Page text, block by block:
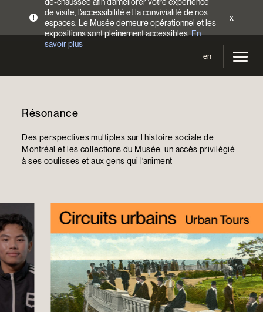
!
de visite, l’accessibilité et la convivialité de nos
espaces. Le Musée demeure opérationnel et les
expositions sont pleinement accessibles.En
savoir plus
x
en
Tarifs
Accès
En cours et à venir
Expositions passées
Activités
Calendrier
Programmation Cultures autochtones
Colloques et symposiums
Groupes
Collections en ligne
EncycloModeQC
Restauration
Centre d’archives et de documentation
Dons et prêts d’objets
Faire un don
Campagne annuelle
Impact de votre don
Façons de donner
Événements
Devenir Membre Billets | Rabais 2 $
Blogue Infolettre
Résonance
Des perspectives multiples sur l’histoire sociale de
Montréal et les collections du Musée, un accès privilégié
à ses coulisses et aux gens qui l’animent